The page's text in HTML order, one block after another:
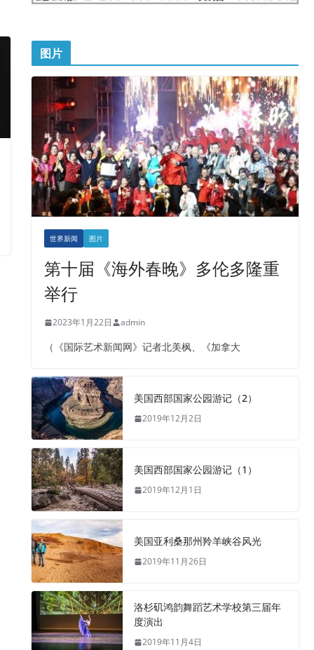
图片
世界新闻 图片
第十届《海外春晚》多伦多隆重
举行
2023年1月22日 admin
（《国际艺术新闻网》记者北美枫、《加拿大
美国西部国家公园游记（2）
2019年12月2日
美国西部国家公园游记（1）
2019年12月1日
美国亚利桑那州羚羊峡谷风光
2019年11月26日
洛杉矶鸿韵舞蹈艺术学校第三届年
度演出
2019年11月4日